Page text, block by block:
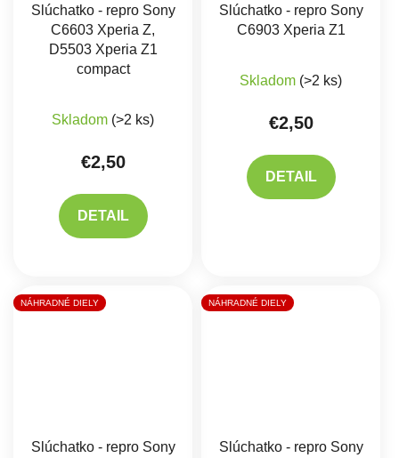
Slúchatko - repro Sony
C6603 Xperia Z,
D5503 Xperia Z1
compact
Skladom (>2 ks)
€2,50
DETAIL
Slúchatko - repro Sony
C6903 Xperia Z1
Skladom (>2 ks)
€2,50
DETAIL
NÁHRADNÉ DIELY
Slúchatko - repro Sony
NÁHRADNÉ DIELY
Slúchatko - repro Sony